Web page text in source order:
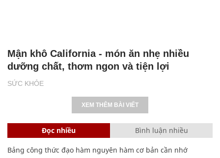
SỨC KHỎE
Mận khô California - món ăn nhẹ nhiều
dưỡng chất, thơm ngon và tiện lợi
XEM THÊM BÀI VIẾT
Đọc nhiều Bình luận nhiều
Bảng công thức đạo hàm nguyên hàm cơ bản cần nhớ